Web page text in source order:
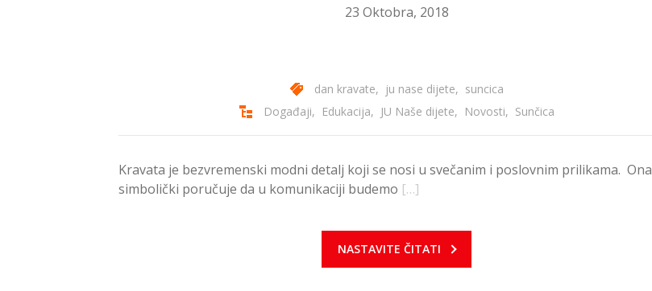
23 Oktobra, 2018
dan kravate, ju nase dijete, suncica
Događaji, Edukacija, JU Naše dijete, Novosti, Sunčica
Kravata je bezvremenski modni detalj koji se nosi u svečanim i poslovnim prilikama. Ona
simbolički poručuje da u komunikaciji budemo […]
NASTAVITE ČITATI